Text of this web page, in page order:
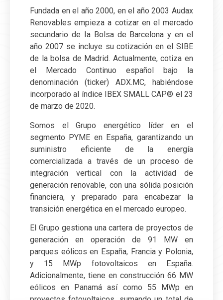
Fundada en el año 2000, en el año 2003 Audax
Renovables empieza a cotizar en el mercado
secundario de Ia Bolsa de Barcelona y en el
año 2007 se incluye su cotización en el SIBE
de la bolsa de Madrid. Actualmente, cotiza en
el Mercado Continuo español bajo la
denominación (ticker) ADX.MC, habiéndose
incorporado al índice IBEX SMALL CAP® el 23
de marzo de 2020.
Somos el Grupo energético líder en el
segmento PYME en España, garantizando un
suministro eficiente de la energía
comercializada a través de un proceso de
integración vertical con la actividad de
generación renovable, con una sólida posición
financiera, y preparado para encabezar la
transición energética en el mercado europeo.
El Grupo gestiona una cartera de proyectos de
generación en operación de 91 MW en
parques eólicos en España, Francia y Polonia,
y 15 MWp fotovoltaicos en España.
Adicionalmente, tiene en construcción 66 MW
eólicos en Panamá así como 55 MWp en